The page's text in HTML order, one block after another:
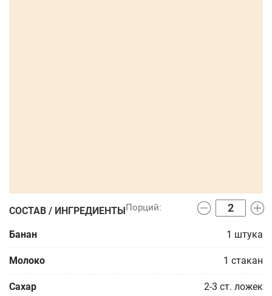
СОСТАВ / ИНГРЕДИЕНТЫ
Банан 1 штука
Молоко 1 стакан
Сахар 2-3 ст. ложек